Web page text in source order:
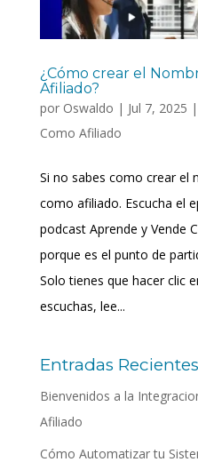
¿Cómo crear el
Afiliado?
por Oswaldo | Jul 7, 2025 |
Como Afiliado
Si no sabes como crear el
como afiliado. Escucha el
podcast Aprende y Vende
porque es el punto de
Solo tienes que hacer clic
escuchas, lee...
Entradas Recientes
Bienvenidos a la
Afiliado
Cómo Automatizar tu